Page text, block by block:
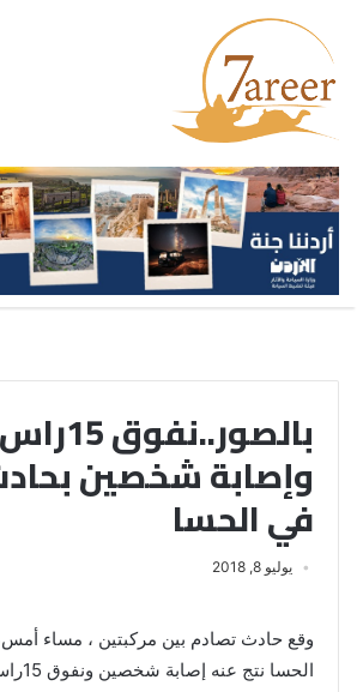
وإصابة شخصين
في الحسا
يوليو 8, 2018
وقع حادث تصادم بين مركبتين ، مساء
الحسا نتج عنه إصابة شخصين ونفوق 15راس من الأغنام..